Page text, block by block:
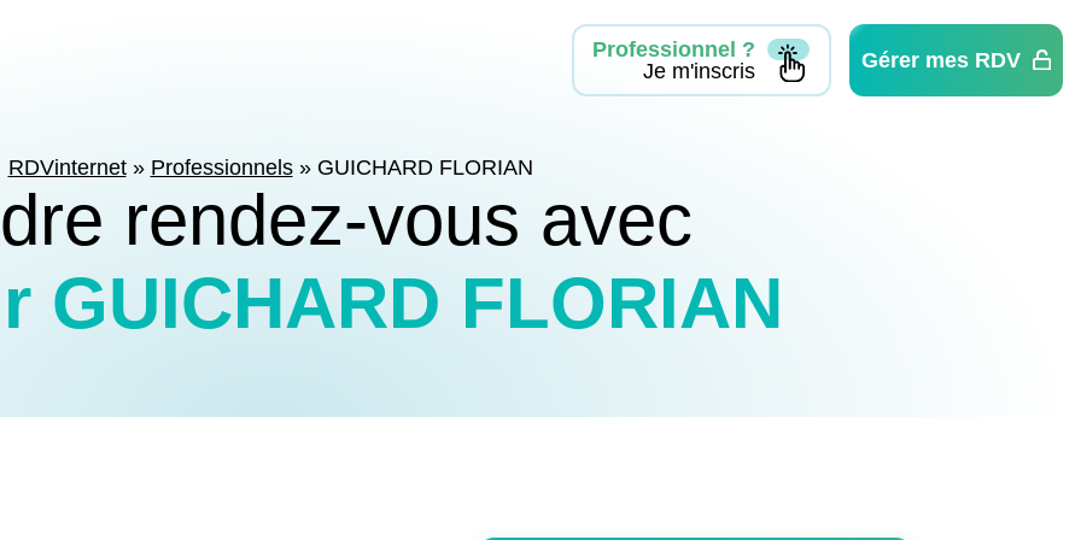
Professionnel ?
Je m'inscris
Gérer mes RDV
RDVinternet» Professionnels» GUICHARD FLORIAN
rendez-vous avec
GUICHARD FLORIAN